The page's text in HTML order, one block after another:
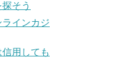
そう
インカジ
用しても